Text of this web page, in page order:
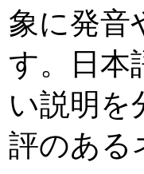
象に発音
す。日本
い説明を
評のある